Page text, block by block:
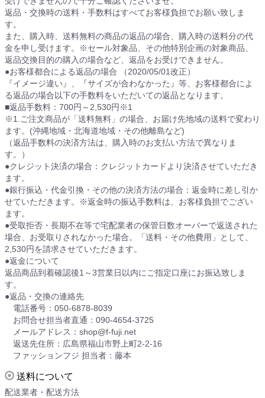
返品・交換時の送料・手数料はすべてお客様負担でお願い致しま
す。
また、購入時、送料無料の商品の返品の場合、購入時の送料分の代
金を申し受けます。※セール対象品、その他特別企画の対象商品、
返品交換目的の購入の場合など、返品をお受けできません。
●お客様都合による返品の場合 （2020/05/01改正）
『イメージ違い』、『サイズが合わなかった』等、お客様都合によ
る返品の場合以下の手数料をいただいての返品となります。
■返品手数料：700円～2,530円※1
※1.ご注文商品が「送料無料」の場合、お届け先地域の送料で変わり
ます。(沖縄地域・北海道地域・その他離島など)
（返品手数料の決済方法は、購入時のお支払い方法で異なりま
す。）
●クレジット決済の場合：クレジットカードより決済させていただき
ます。
●銀行振込・代金引換・その他の決済方法の場合：返金時に差し引か
せていただきます。※返金時の振込手数料は、お客様負担でござい
ます。
●受取拒否・長期不在等で宅配業者の保管日数オーバーで返送された
場合、お受取りされなかった場合。「送料・その他費用」として、
2,530円を請求させていただきます。
●返金について
返品商品到着確認後1～3営業日以内にご指定口座にお振込致しま
す。
●返品・交換の連絡先
電話番号：050-6878-8039
お問合せ担当者直通：090-4654-3725
メールアドレス：shop@f-fuji.net
返送先住所：広島県福山市野上町2-2-16
ファッションフジ 担当者：藤本
送料について
配送業者・配送方法